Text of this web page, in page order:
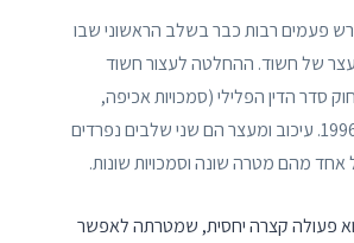
פעמים רבות כבר בשלב הראשוני שבו
של חשוד. ההחלטה לעצור חשוד
סדר הדין הפלילי (סמכויות אכיפה,
מעצרים), התשנ"ו-1996. עיכוב ומעצר הם שני שלבים נפרדים
אחד מהם מטרה שונה וסמכויות שונות.
פעולה קצרה יחסית, שמטרתה לאפשר